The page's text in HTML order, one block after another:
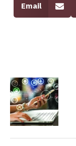
Email